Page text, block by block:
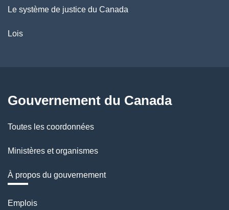
Le système de justice du Canada
Lois
Gouvernement du Canada
Toutes les coordonnées
Ministères et organismes
À propos du gouvernement
Thèmes
Emplois